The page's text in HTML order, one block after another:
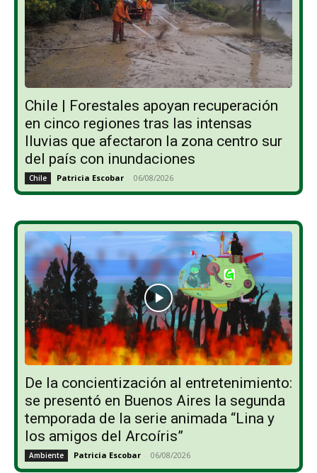
Chile | Forestales apoyan recuperación
en cinco regiones tras las intensas
lluvias que afectaron la zona centro sur
del país con inundaciones
Chile Patricia Escobar - 06/08/2026
De la concientización al entretenimiento:
se presentó en Buenos Aires la segunda
temporada de la serie animada “Lina y
los amigos del Arcoíris”
Ambiente Patricia Escobar - 06/08/2026